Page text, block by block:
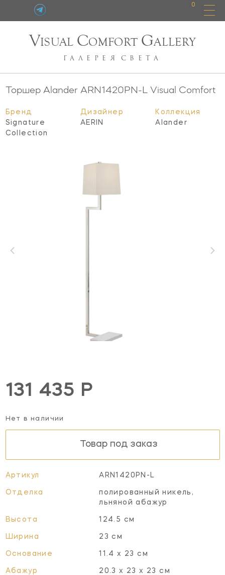
0
VISUAL COMFORT GALLERY
ГАЛЕРЕЯ СВЕТА
Торшер Alander ARN1420PN-L Visual Comfort
Бренд
Signature
Collection
Дизайнер
AERIN
Коллекция
Alander
131 435 Р
Нет в наличии
Товар под заказ
Артикул ARN1420PN-L
Отделка
полированный никель,
льняной абажур
Высота 124.5 см
Ширина 23 см
Основание 11.4 х 23 см
Абажур 20.3 х 23 х 23 см